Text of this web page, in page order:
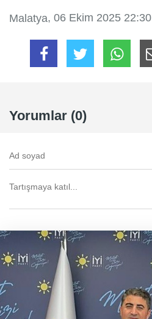
Malatya, 06 Ekim 2025 22:30
Yorumlar (0)